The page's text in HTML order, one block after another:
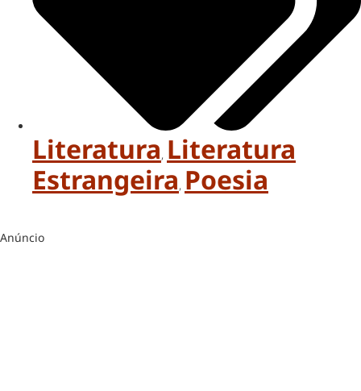
Literatura, Literatura
Estrangeira, Poesia
Anúncio